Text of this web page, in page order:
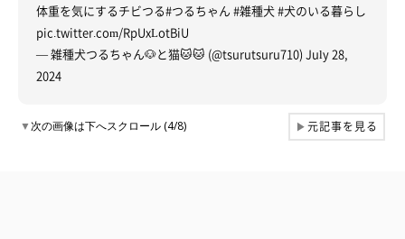
体重を気にするチビつる#つるちゃん #雑種犬#犬のいる暮らし
pic.twitter.com/RpUxLotBiU
— 雑種犬つるちゃん🐶と猫🐱🐱 (@tsurutsuru710) July 28,
2024
▼次の画像は下へスクロール (4/8) ▶元記事を見る